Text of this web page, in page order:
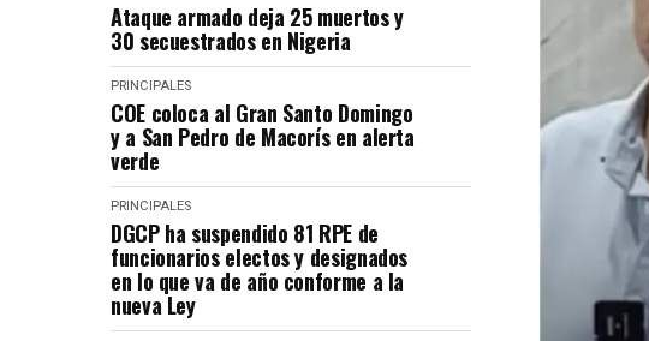
Ataque armado deja 25 muertos y
30 secuestrados en Nigeria
PRINCIPALES
COE coloca al Gran Santo Domingo
y a San Pedro de Macorís en alerta
verde
PRINCIPALES
DGCP ha suspendido 81 RPE de
funcionarios electos y designados
en lo que va de año conforme a la
nueva Ley